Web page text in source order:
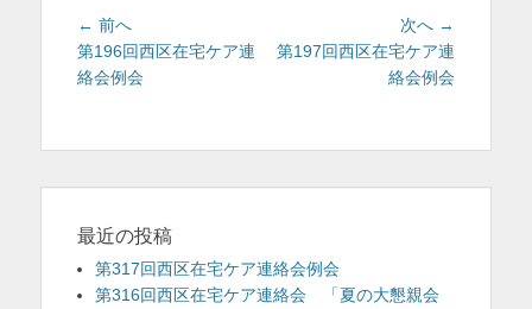
投
稿
ナ
シ
ョ
ン
← 前へ
の
投
第196回西区在宅ケア連
絡会例会
次へ →
投
第197回西区在宅ケア連
絡会例会
最近の投稿
第317回西区在宅ケア連絡会例会
第316回西区在宅ケア連絡会 「夏の大懇親会